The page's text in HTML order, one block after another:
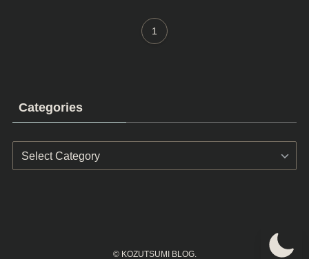
1
Categories
Categories
©KOZUTSUMI BLOG.